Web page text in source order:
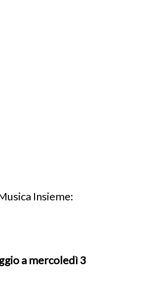
Insieme:
a mercoledì 3